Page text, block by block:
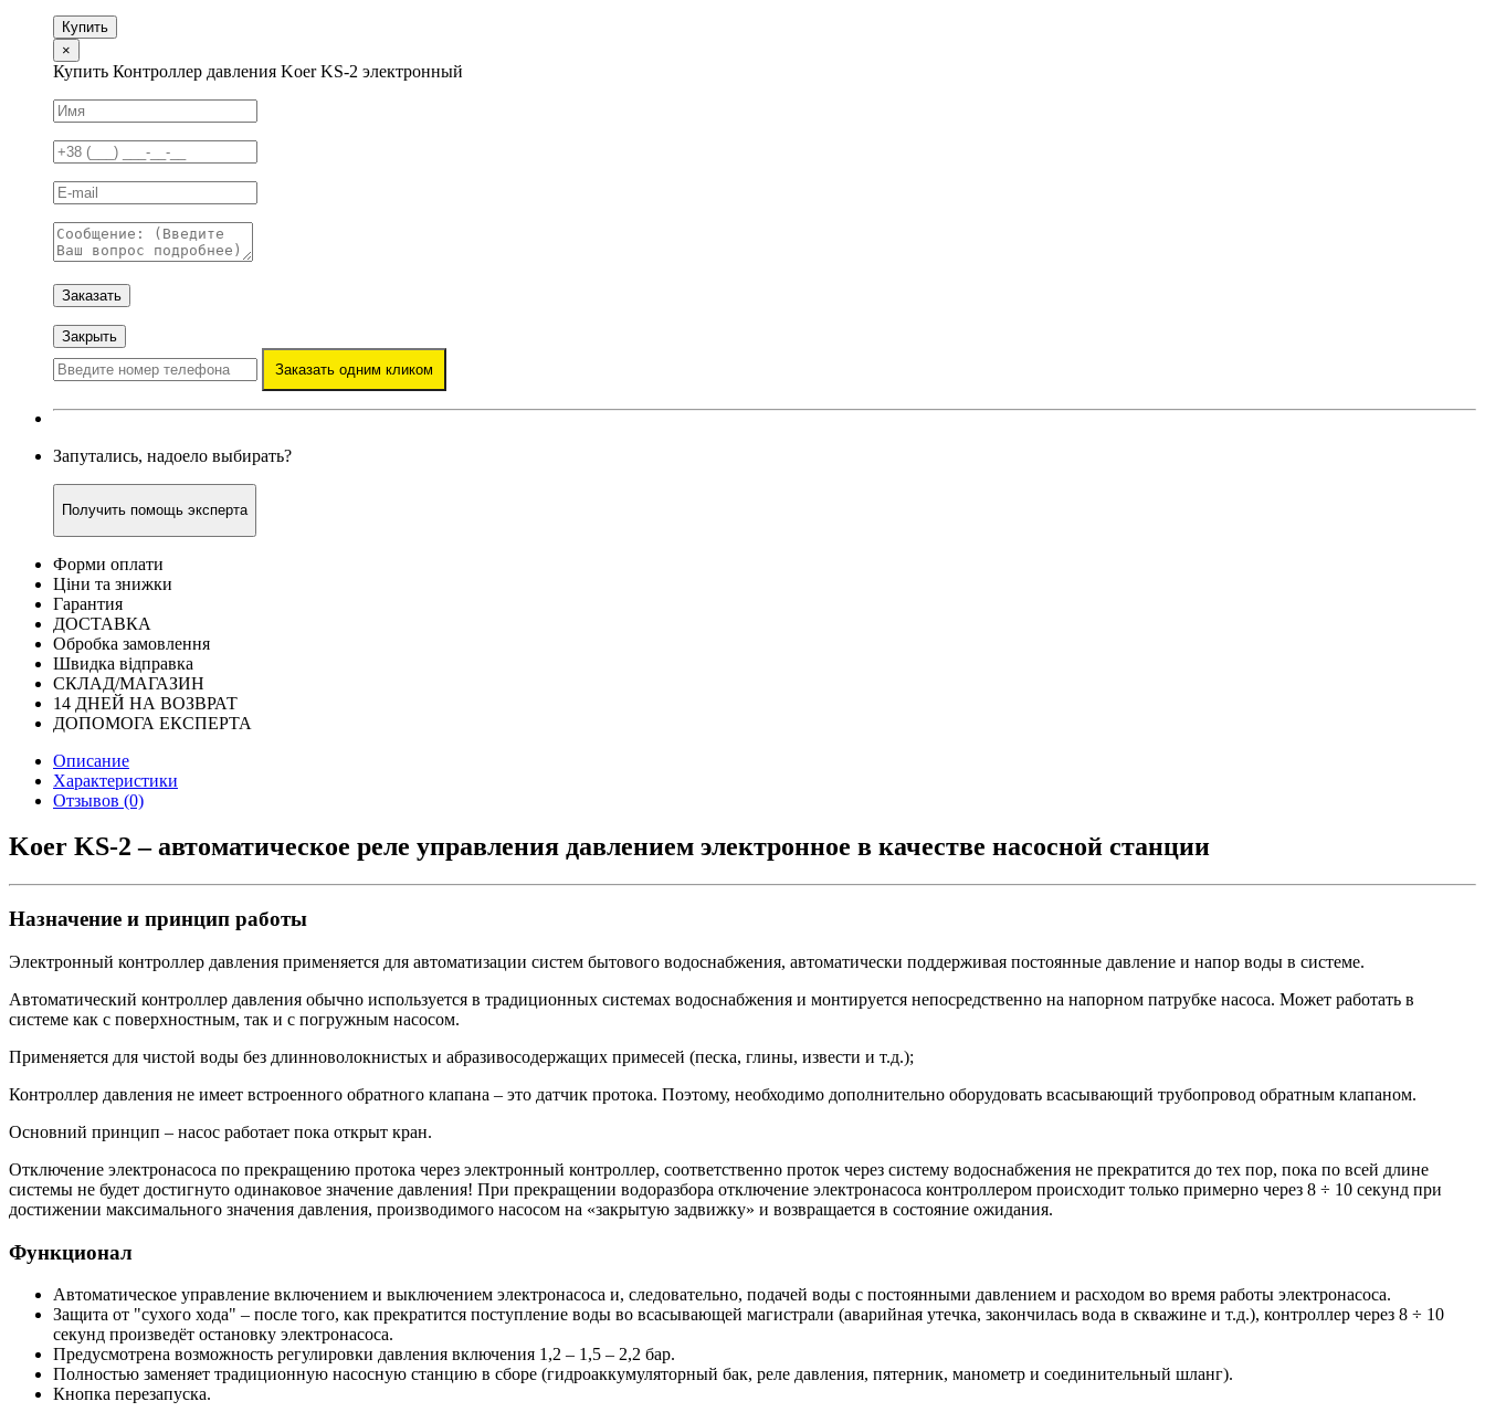
Купить
×
Купить Контроллер давления Koer KS-2 электронный
Заказать
Закрыть
Заказать одним кликом
Запутались, надоело выбирать?
Получить помощь эксперта
Форми оплати
Ціни та знижки
Гарантия
ДОСТАВКА
Обробка замовлення
Швидка відправка
СКЛАД/МАГАЗИН
14 ДНЕЙ НА ВОЗВРАТ
ДОПОМОГА ЕКСПЕРТА
Описание
Характеристики
Отзывов (0)
Koer KS-2 – автоматическое реле управления давлением электронное в качестве насосной станции
Назначение и принцип работы
Электронный контроллер давления применяется для автоматизации систем бытового водоснабжения, автоматически поддерживая постоянные давление и напор воды в системе.
Автоматический контроллер давления обычно используется в традиционных системах водоснабжения и монтируется непосредственно на напорном патрубке насоса. Может работать в
системе как с поверхностным, так и с погружным насосом.
Применяется для чистой воды без длинноволокнистых и абразивосодержащих примесей (песка, глины, извести и т.д.);
Контроллер давления не имеет встроенного обратного клапана – это датчик протока. Поэтому, необходимо дополнительно оборудовать всасывающий трубопровод обратным клапаном.
Основний принцип – насос работает пока открыт кран.
Отключение электронасоса по прекращению протока через электронный контроллер, соответственно проток через систему водоснабжения не прекратится до тех пор, пока по всей длине
системы не будет достигнуто одинаковое значение давления! При прекращении водоразбора отключение электронасоса контроллером происходит только примерно через 8 ÷ 10 секунд при
достижении максимального значения давления, производимого насосом на «закрытую задвижку» и возвращается в состояние ожидания.
Функционал
Автоматическое управление включением и выключением электронасоса и, следовательно, подачей воды с постоянными давлением и расходом во время работы электронасоса.
Защита от "сухого хода" – после того, как прекратится поступление воды во всасывающей магистрали (аварийная утечка, закончилась вода в скважине и т.д.), контроллер через 8 ÷ 10
секунд произведёт остановку электронасоса.
Предусмотрена возможность регулировки давления включения 1,2 – 1,5 – 2,2 бар.
Полностью заменяет традиционную насосную станцию в сборе (гидроаккумуляторный бак, реле давления, пятерник, манометр и соединительный шланг).
Кнопка перезапуска.